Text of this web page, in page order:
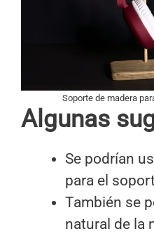
Soporte de madera
Algunas
Se podrían
para el
También se
natural de la